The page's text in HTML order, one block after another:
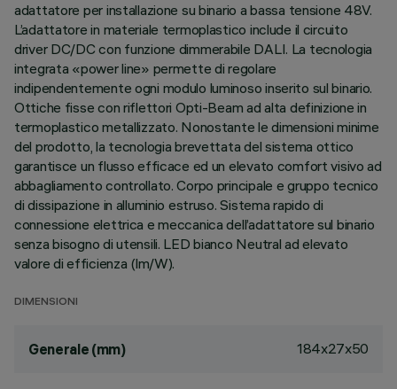
adattatore per installazione su binario a bassa tensione 48V.
L’adattatore in materiale termoplastico include il circuito
driver DC/DC con funzione dimmerabile DALI. La tecnologia
integrata «power line» permette di regolare
indipendentemente ogni modulo luminoso inserito sul binario.
Ottiche fisse con riflettori Opti-Beam ad alta definizione in
termoplastico metallizzato. Nonostante le dimensioni minime
del prodotto, la tecnologia brevettata del sistema ottico
garantisce un flusso efficace ed un elevato comfort visivo ad
abbagliamento controllato. Corpo principale e gruppo tecnico
di dissipazione in alluminio estruso. Sistema rapido di
connessione elettrica e meccanica dell’adattatore sul binario
senza bisogno di utensili. LED bianco Neutral ad elevato
valore di efficienza (lm/W).
DIMENSIONI
Generale (mm) 184x27x50